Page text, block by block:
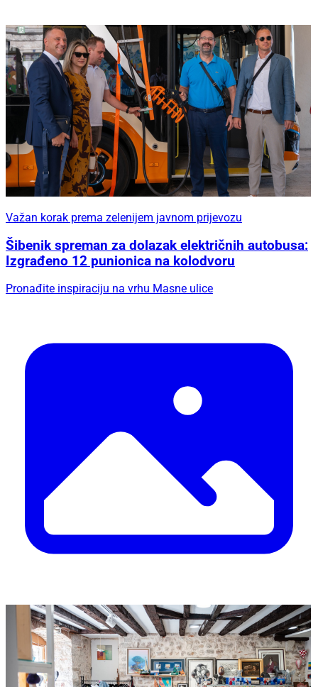
Važan korak prema zelenijem javnom prijevozu
Šibenik spreman za dolazak električnih autobusa:
Izgrađeno 12 punionica na kolodvoru
Pronađite inspiraciju na vrhu Masne ulice